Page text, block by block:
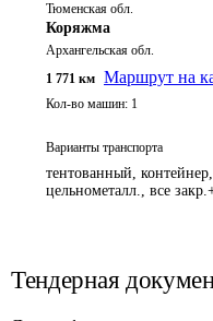
Тюменская обл.
Коряжма
Архангельская обл.
1 771 км Маршрут на
Кол-во машин: 1
Варианты транспорта
тентованный,
цельнометалл., все
Тендерная